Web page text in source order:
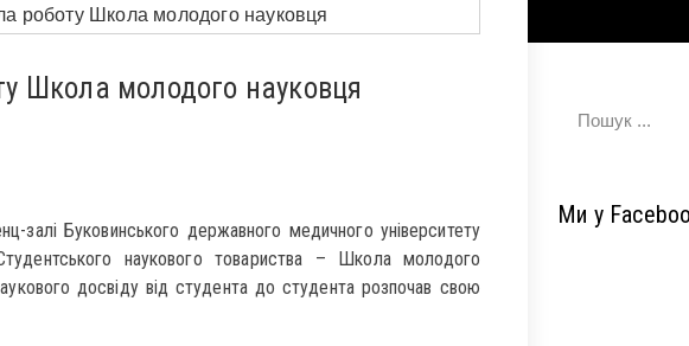
Школа молодого науковця
залі Буковинського державного медичного університету
наукового товариства – Школа молодого
досвіду від студента до студента розпочав свою
Ми у